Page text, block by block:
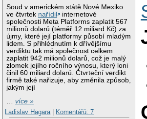
Soud v americkém státě Nové Mexiko
ve čtvrtek nařídil
internetové
společnosti Meta Platforms zaplatit 567
milionů dolarů (téměř 12 miliard Kč) za
újmy, které její platformy působí mladým
lidem. S přihlédnutím k dřívějšímu
verdiktu tak má společnost celkem
zaplatit 942 milionů dolarů, což je malý
zlomek jejího ročního výnosu, který loni
činil 60 miliard dolarů. Čtvrteční verdikt
firmě také nařizuje, aby změnila způsob,
jakým její
…více »
Ladislav Hagara
Komentářů: 7